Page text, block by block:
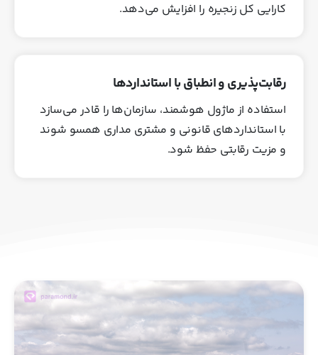
کارایی کل زنجیره را افزایش می‌دهد.
رقابت‌پذیری و انطباق با استانداردها
استفاده از ماژول هوشمند، سازمان‌ها را قادر می‌سازد
با استانداردهای قانونی و مشتری‌ مداری همسو شوند
و مزیت رقابتی حفظ شود.